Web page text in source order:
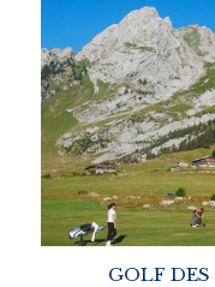
GOLF